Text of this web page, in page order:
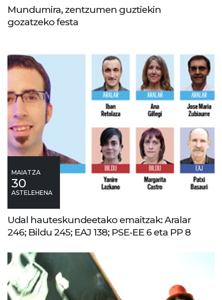
Mundumira, zentzumen guztiekin
gozatzeko festa
MAIATZA
30
ASTELEHENA
Udal hauteskundeetako emaitzak: Aralar
246; Bildu 245; EAJ 138; PSE-EE 6 eta PP 8